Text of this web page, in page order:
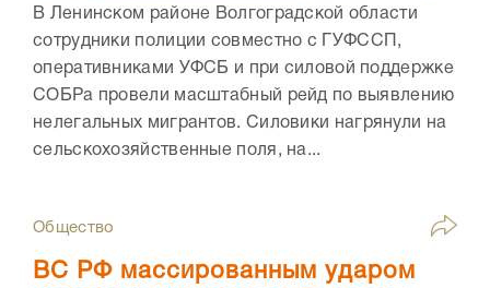
В Ленинском районе Волгоградской области
сотрудники полиции совместно с ГУФССП,
оперативниками УФСБ и при силовой поддержке
СОБРа провели масштабный рейд по выявлению
нелегальных мигрантов. Силовики нагрянули на
сельскохозяйственные поля, на...
Общество
ВС РФ массированным ударом